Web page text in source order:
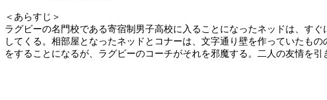
＜あらすじ＞
ラグビーの名門校である寄宿制男子高校に入ることになったネッドは、す
してくる。相部屋となったネッドとコナーは、文字通り壁を作っていたも
をすることになるが、ラグビーのコーチがそれを邪魔する。二人の友情を引